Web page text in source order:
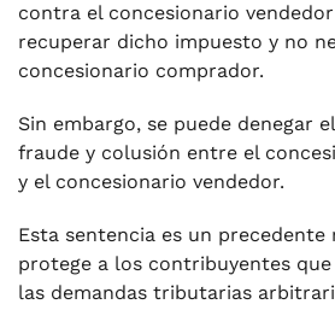
contra el concesionario
recuperar dicho impuesto y no
concesionario comprador.
Sin embargo, se puede denegar
fraude y colusión entre el
y el concesionario vendedor.
Esta sentencia es un
protege a los contribuyentes
las demandas tributarias